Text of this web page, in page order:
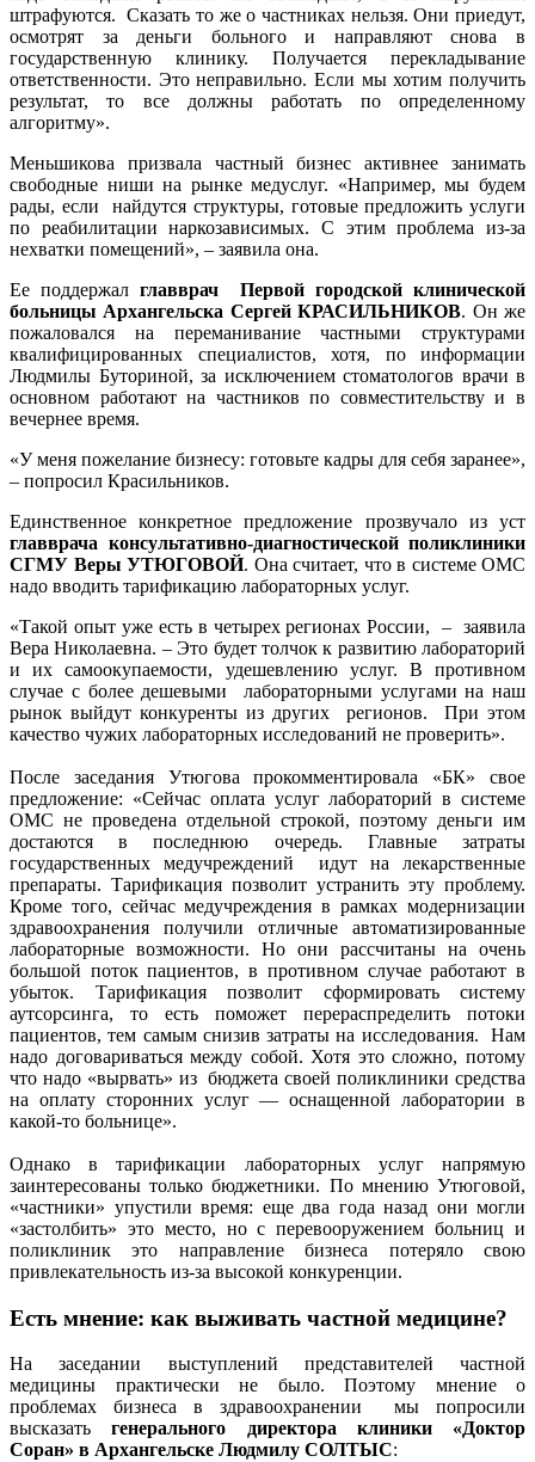
штрафуются. Сказать то же о частниках нельзя. Они приедут,
осмотрят за деньги больного и направляют снова в
государственную клинику. Получается перекладывание
ответственности. Это неправильно. Если мы хотим получить
результат, то все должны работать по определенному
алгоритму».
Меньшикова призвала частный бизнес активнее занимать
свободные ниши на рынке медуслуг. «Например, мы будем
рады, если найдутся структуры, готовые предложить услуги
по реабилитации наркозависимых. С этим проблема из-за
нехватки помещений», – заявила она.
Ее поддержал главврач Первой городской клинической
больницы Архангельска Сергей КРАСИЛЬНИКОВ. Он же
пожаловался на переманивание частными структурами
квалифицированных специалистов, хотя, по информации
Людмилы Буториной, за исключением стоматологов врачи в
основном работают на частников по совместительству и в
вечернее время.
«У меня пожелание бизнесу: готовьте кадры для себя заранее»,
– попросил Красильников.
Единственное конкретное предложение прозвучало из уст
главврача консультативно-диагностической поликлиники
СГМУ Веры УТЮГОВОЙ. Она считает, что в системе ОМС
надо вводить тарификацию лабораторных услуг.
«Такой опыт уже есть в четырех регионах России, – заявила
Вера Николаевна. – Это будет толчок к развитию лабораторий
и их самоокупаемости, удешевлению услуг. В противном
случае с более дешевыми лабораторными услугами на наш
рынок выйдут конкуренты из других регионов. При этом
качество чужих лабораторных исследований не проверить».
После заседания Утюгова прокомментировала «БК» свое
предложение: «Сейчас оплата услуг лабораторий в системе
ОМС не проведена отдельной строкой, поэтому деньги им
достаются в последнюю очередь. Главные затраты
государственных медучреждений идут на лекарственные
препараты. Тарификация позволит устранить эту проблему.
Кроме того, сейчас медучреждения в рамках модернизации
здравоохранения получили отличные автоматизированные
лабораторные возможности. Но они рассчитаны на очень
большой поток пациентов, в противном случае работают в
убыток. Тарификация позволит сформировать систему
аутсорсинга, то есть поможет перераспределить потоки
пациентов, тем самым снизив затраты на исследования. Нам
надо договариваться между собой. Хотя это сложно, потому
что надо «вырвать» из бюджета своей поликлиники средства
на оплату сторонних услуг — оснащенной лаборатории в
какой-то больнице».
Однако в тарификации лабораторных услуг напрямую
заинтересованы только бюджетники. По мнению Утюговой,
«частники» упустили время: еще два года назад они могли
«застолбить» это место, но с перевооружением больниц и
поликлиник это направление бизнеса потеряло свою
привлекательность из-за высокой конкуренции.
Есть мнение: как выживать частной медицине?
На заседании выступлений представителей частной
медицины практически не было. Поэтому мнение о
проблемах бизнеса в здравоохранении мы попросили
высказать генерального директора клиники «Доктор
Соран» в Архангельске Людмилу СОЛТЫС: